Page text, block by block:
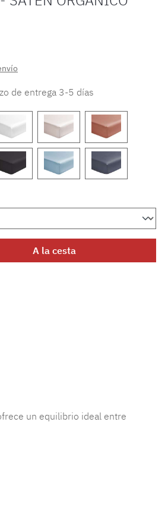
de entrega 3-5 días
la cantidad
A la cesta
un equilibrio ideal entre